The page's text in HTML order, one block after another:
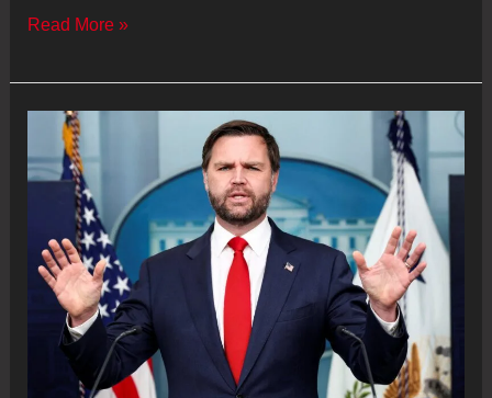
Marius
Høiby,
de
la
princesa
Mette-
Marit
Noruega,
condenado
Read More »